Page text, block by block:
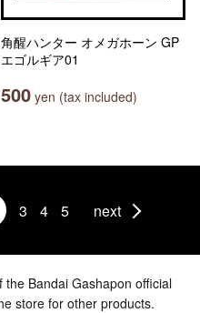
角醒ハンター オメガホーン GP
エゴルギア01
500 yen (tax included)
3 4 5 next
Bandai Gashapon official
store for other products.